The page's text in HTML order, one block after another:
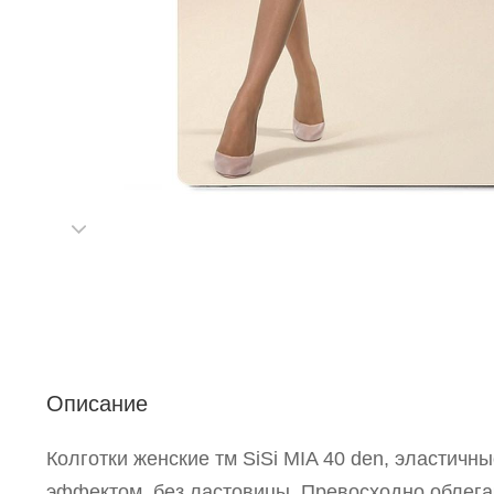
Описание
Колготки женские тм SiSi MIA 40 den,